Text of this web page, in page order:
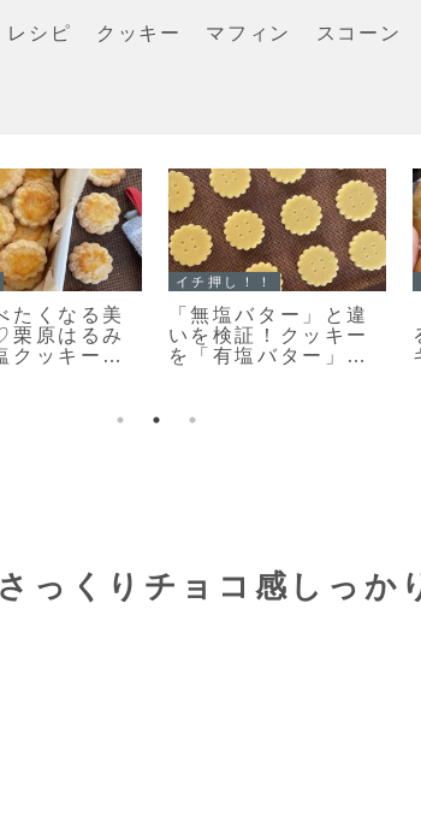
レシピ クッキー マフィン スコーン
トーショコ
ン」冷やし
いマフィン
イチ押し！！
「メロンパンクッキ
ー」ちっちゃくてか
わいい♡まるでメロ
ピだよ！
っくりチョコ感しっか